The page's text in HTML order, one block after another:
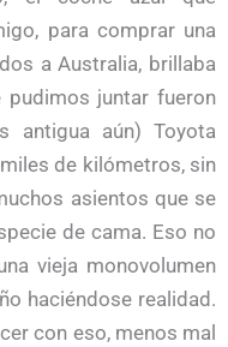
para comprar una
a Australia, brillaba
juntar fueron
antigua aún) Toyota
de kilómetros, sin
asientos que se
de cama. Eso no
vieja monovolumen
haciéndose realidad.
con eso, menos mal